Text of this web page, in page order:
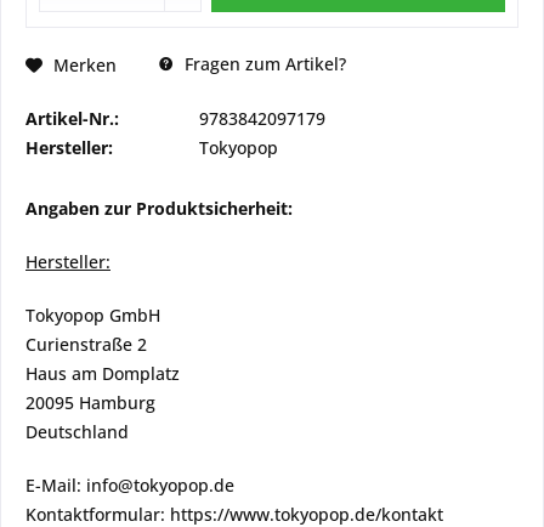
Merken Fragen zum Artikel?
Artikel-Nr.:
9783842097179
Hersteller:
Tokyopop
Angaben zur Produktsicherheit:
Hersteller:
Tokyopop GmbH
Curienstraße 2
Haus am Domplatz
20095 Hamburg
Deutschland
E-Mail: info@tokyopop.de
Kontaktformular: https://www.tokyopop.de/kontakt